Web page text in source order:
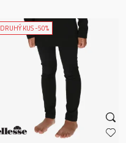
DRUHÝ KUS -50%